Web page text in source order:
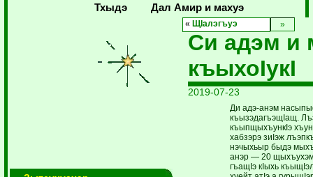
Тхыдэ
Дал Амир и махуэ
« ЩIалэгъуэ
Си адэм и
къыхоIукI
2019-07-23
Ди адэ-анэм
къызэдагъэщIащ.
къыпщыхъункIэ
хабзэрэ зиIэж
нэчыхьыр быдэ
анэр — 20
гъащIэ кIыхь